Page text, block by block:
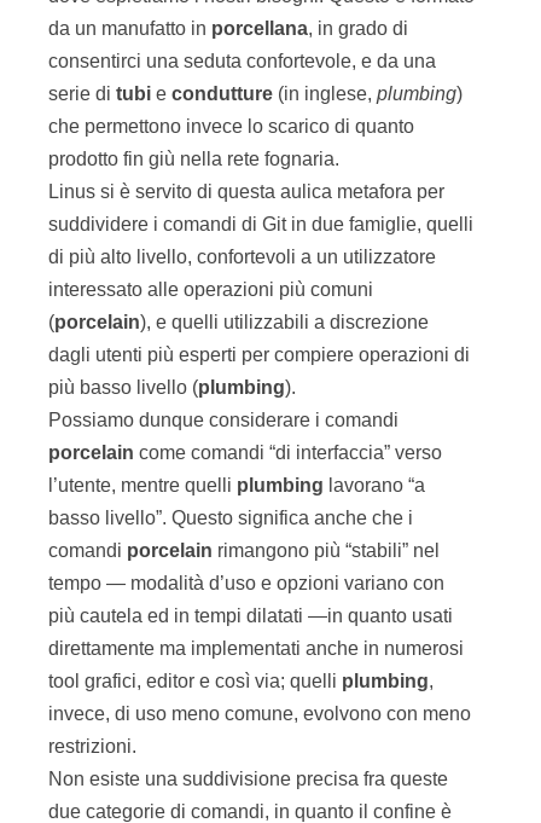
da un manufatto in porcellana, in grado di
consentirci una seduta confortevole, e da una
serie di tubi e condutture (in inglese, plumbing)
che permettono invece lo scarico di quanto
prodotto fin giù nella rete fognaria.
Linus si è servito di questa aulica metafora per
suddividere i comandi di Git in due famiglie, quelli
di più alto livello, confortevoli a un utilizzatore
interessato alle operazioni più comuni
(porcelain), e quelli utilizzabili a discrezione
dagli utenti più esperti per compiere operazioni di
più basso livello (plumbing).
Possiamo dunque considerare i comandi
porcelain come comandi “di interfaccia” verso
l’utente, mentre quelli plumbing lavorano “a
basso livello”. Questo significa anche che i
comandi porcelain rimangono più “stabili” nel
tempo — modalità d’uso e opzioni variano con
più cautela ed in tempi dilatati —in quanto usati
direttamente ma implementati anche in numerosi
tool grafici, editor e così via; quelli plumbing,
invece, di uso meno comune, evolvono con meno
restrizioni.
Non esiste una suddivisione precisa fra queste
due categorie di comandi, in quanto il confine è